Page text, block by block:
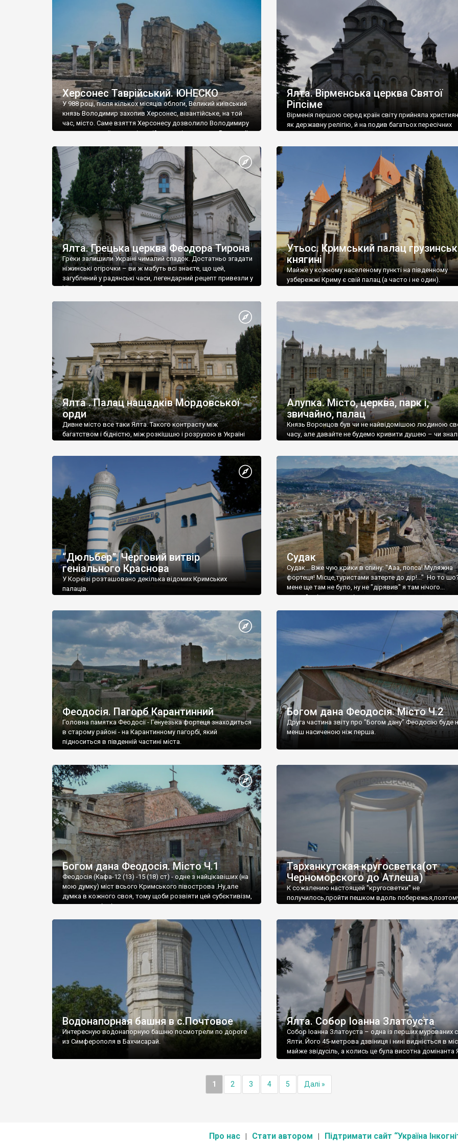
візантійської доби. Раритети викрадені з фондів об’єкту
культурної спадщини ЮНЕСКО «Херсонеса Таврійського».
Офіційно – на виставку «Золото Візантії», але експерти та
влада в Україні вважають це лише […]
називаються «повстяками» (postaki)…” “Вино. Крим
виробляє відмінне вино і його вдосталь: воно все
легке біле і дуже […]
Херсонес Таврійський. ЮНЕСКО
У 988 році, після кількох місяців облоги, Великий київський
князь Володимир захопив Херсонес, візантійське, на той
час, місто. Саме взяття Херсонесу дозволило Володимиру
диктувати свої умови візантійському імператору Василю ІІ,
Херсонесі Володимир-язичник, став Василем-
християнином. А потім було Хрещення Русі. На честь
Херсонесу Таврійського названо місто […]
Ялта. Вірменська церква Святої
Ріпсіме
Вірменія першою серед країн світу прийняла
як державну релігію, й на подив багатьох пересічних
Ялта. Грецька церква Феодора Тирона
Греки залишили Україні чималий спадок. Достатньо згадати
ніжинські огірочки – ви ж мабуть всі знаєте, що цей,
загублений у радянські часи, легендарний рецепт привезли у
Ніжин греки?
Утьос. Кримський палац
княгині
Майже у кожному населеному пункті на південному
узбережжі Криму є свій палац (а часто і не один).
Ялта . Палац нащадків Мордовської
орди
Дивне місто все таки Ялта. Такого контрасту між
багатством і бідністю, між розкішшю і розрухою в Україні
Алупка. Місто, церква, парк і,
звичайно, палац
Князь Воронцов був чи не найвідомішою людиною
часу, але давайте не будемо кривити душею – чи
“Дюльбер”. Черговий витвір
геніального Краснова
У Кореїзі розташовано декілька відомих Кримських
палаців.
Судак
Судак... Вже чую крики в спину: "Ааа, попса! Муляжна
фортеця! Місце,туристами затерте до дір!..." Но то
мене ще там не було, ну не "дірявив" я там нічого...
принаймні до цього літа.
Феодосія. Пагорб Карантинний
Головна памятка Феодосії - Генуезька фортеця знаходиться
в старому районі - на Карантинному пагорбі, який
підноситься в південній частині міста.
Богом дана Феодосія. Місто Ч.2
Друга частина звіту про "Богом дану" Феодосію буде
менш насиченою ніж перша.
Богом дана Феодосія. Місто Ч.1
Феодосія (Кафа-12 (13) -15 (18) ст) - одне з найцікавіших (на
мою думку) міст всього Кримського півострова .Ну,але
думка в кожного своя, тому щоби розвіяти цей субєктивізм,
запрошую відвідати це
Тарханкутская кругосветка(от
Черноморского до Атлеша)
К сожалению настоящей "кругосветки" не
получилось,пройти пешком вдоль
Водонапорная башня в с.Почтовое
Интересную водонапорную башню посмотрели по дороге
из Симферополя в Бахчисарай.
Ялта. Собор Іоанна Златоуста
Собор Іоанна Златоуста – одна із перших мурованих
Ялти. Його 45-метрова дзвіниця і нині видніється в
майже звідусіль, а колись це була висотна домінанта
1 2 3 4 5 Далі »
Про нас Стати автором Підтримати сайт “Україна